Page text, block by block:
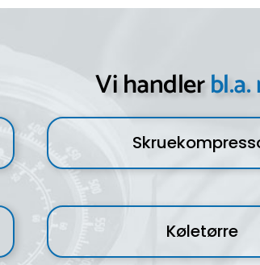
Vi handler
Køletørre